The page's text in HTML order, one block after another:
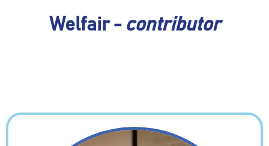
Welfair -contributor